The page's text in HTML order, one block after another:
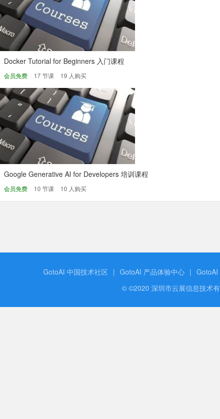
Docker Tutorial for Beginners 入门课程
会员免费 17 节课 19 人购买
Google Generative AI for Developers 培训课程
会员免费 10 节课 10 人购买
GotoAI 中国技术社区 | GotoAI 产品体验中心 | GotoAI
© ©2020 深圳市云展信息技术